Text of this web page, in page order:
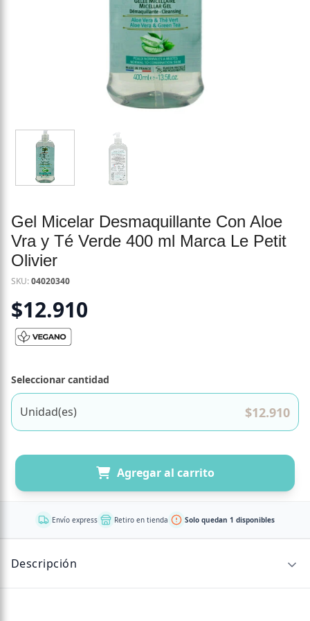
Gel Micelar Desmaquillante Con Aloe
Vra y Té Verde 400 ml Marca Le Petit
Olivier
SKU:04020340
$12.910
Seleccionar cantidad
Unidad(es) $12.910
Agregar al carrito
Envío express Retiro en tienda Solo quedan 1 disponibles
Descripción